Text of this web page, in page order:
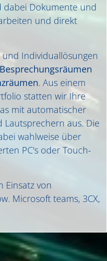
dabei Dokumente und
und direkt
Individuallösungen
. Aus einem
statten wir Ihre
mit automatischer
aus. Die
wahlweise über
PC's oder Touch-
Einsatz von
Microsoft teams, 3CX,